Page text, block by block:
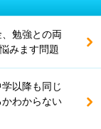
勉強との両
みます問題
以降も同じ
わからない